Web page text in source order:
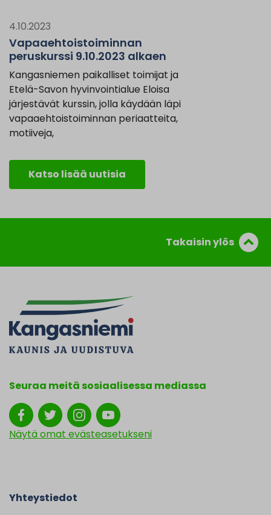
4.10.2023
Vapaaehtoistoiminnan
peruskurssi 9.10.2023 alkaen
Kangasniemen paikalliset toimijat ja
Etelä-Savon hyvinvointialue Eloisa
järjestävät kurssin, jolla käydään läpi
vapaaehtoistoiminnan periaatteita,
motiiveja,
Katso lisää uutisia
Takaisin ylös
Seuraa meitä sosiaalisessa mediassa
Näytä omat evästeasetukseni
Yhteystiedot